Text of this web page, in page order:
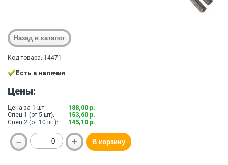
Код товара: 14471
Есть в наличии
Цены:
Цена за 1 шт:
188,00 р.
Спец 1 (от 5 шт):
153,60 р.
Спец 2 (от 10 шт):
145,10 р.